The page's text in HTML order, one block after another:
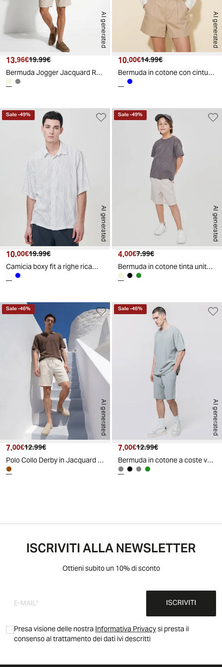
AI generated
Prezzo attuale
13.96€ Prezzo originale
19.99€
Bermuda Jogger Jacquard Relaxed Fit - Sabbia
AI generated
Prezzo attuale
10.00€ Prezzo originale
14.99€
Bermuda in cotone con cintura - Beige corda
AI generated
Sale-49%
Prezzo attuale
10.00€ Prezzo originale
19.99€
Camicia boxy fit a righe ricamate - Bianco
AI generated
Sale-49%
Prezzo attuale
4.00€ Prezzo originale
7.99€
Bermuda in cotone tinta unita versatili - Beige
AI generated
Sale-46%
Prezzo attuale
7.00€ Prezzo originale
12.99€
Polo Collo Derby in Jacquard Elegante - Moro
AI generated
Sale-46%
Prezzo attuale
7.00€ Prezzo originale
12.99€
Bermuda in cotone a coste verticali - Grigio
ISCRIVITI ALLA NEWSLETTER
Ottieni subito un 10% di sconto
ISCRIVITI
Presa visione delle nostraInformativa Privacysi presta il
consenso al trattamento dei dati ivi descritti